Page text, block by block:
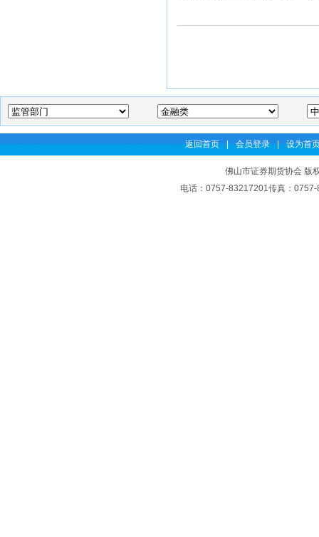
返回首页 | 会员登录 | 设为首
佛山市证券期货协会 版
电话：0757-83217201传真：